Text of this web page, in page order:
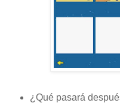
¿Qué pasará